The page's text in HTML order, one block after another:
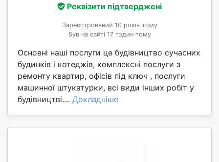
Реквізити підтверджені
Зареєстрований 10 років тому
Був на сайті 17 годин тому
Основні наші послуги це будівництво сучасних
будинків і котеджів, комплексні послуги з
ремонту квартир, офісів під ключ , послуги
машинної штукатурки, всі види інших робіт у
будівництві.... Докладніше